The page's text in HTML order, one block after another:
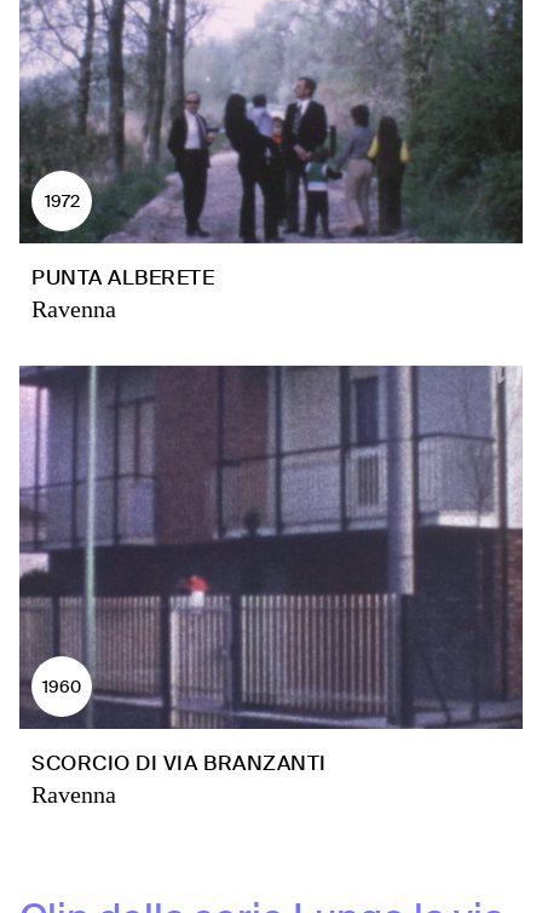
1972
PUNTA ALBERETE
Ravenna
1960
SCORCIO DI VIA BRANZANTI
Ravenna